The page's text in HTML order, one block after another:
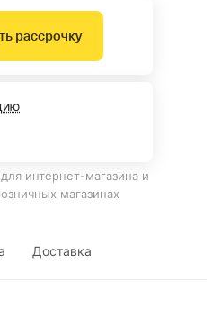
рассрочку
интернет-магазина и
магазинах
Доставка